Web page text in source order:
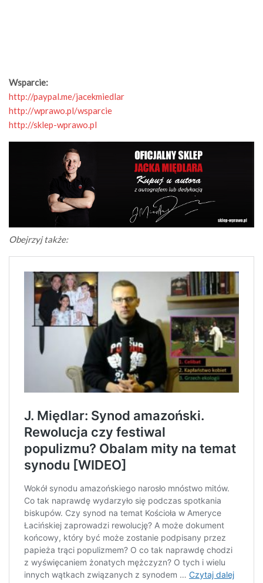
Wsparcie:
http://paypal.me/jacekmiedlar
http://wprawo.pl/wsparcie
http://sklep-wprawo.pl
Obejrzyj także: